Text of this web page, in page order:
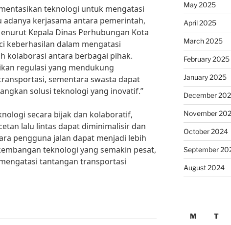
teknologi untuk mengatasi
kerjasama antara pemerintah,
Kepala Dinas Perhubungan Kota
keberhasilan dalam mengatasi
kolaborasi antara berbagai pihak.
regulasi yang mendukung
sementara swasta dapat
solusi teknologi yang inovatif.”
secara bijak dan kolaboratif,
lalu lintas dapat diminimalisir dan
pengguna jalan dapat menjadi lebih
teknologi yang semakin pesat,
tantangan transportasi
May 2025
April 2025
March 2025
February 2025
January 2025
December
November
October 2024
September
August 2024
M
T